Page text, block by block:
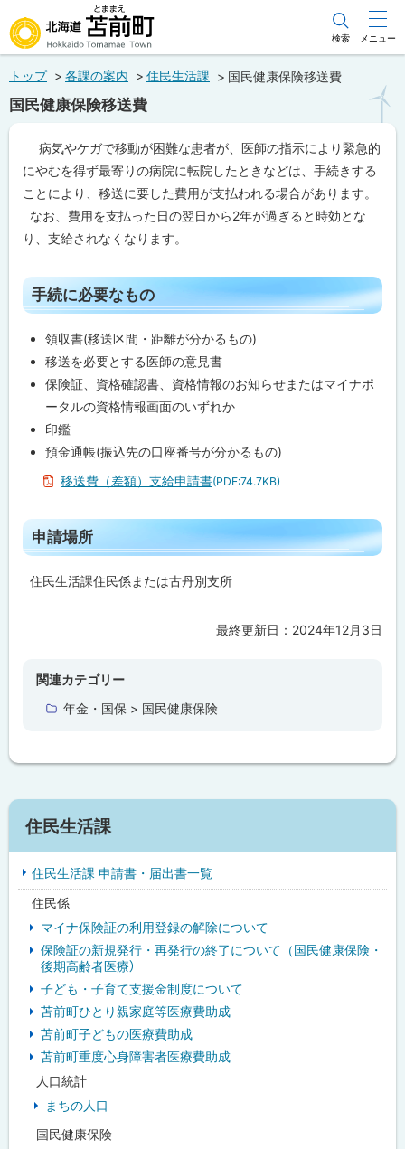
文
メ
ニ
北海道苫前町
Hokkaido Tomamae Town
検索 メニュー
トップ 各課の案内 住民生活課 国民健康保険移送費
国民健康保険移送費
ジ
内
目
次
手
必
要
な
の
申
所
病気やケガで移動が困難な患者が、医師の指示により緊急的
にやむを得ず最寄りの病院に転院したときなどは、手続きする
ことにより、移送に要した費用が支払われる場合があります。
なお、費用を支払った日の翌日から2年が過ぎると時効とな
り、支給されなくなります。
ト
ッ
手続に必要なもの
領収書(移送区間・距離が分かるもの)
移送を必要とする医師の意見書
保険証、資格確認書、資格情報のお知らせまたはマイナポ
ータルの資格情報画面のいずれか
印鑑
預金通帳(振込先の口座番号が分かるもの)
移送費（差額）支給申請書(PDF:74.7KB)
ト
ッ
プ
申請場所
住民生活課住民係または古丹別支所
最終更新日： 2024年12月3日
関連カテゴリー
年金・国保 > 国民健康保険
サ
イ
ド
住民生活課
住民生活課 申請書・届出書一覧
住民係
マイナ保険証の利用登録の解除について
保険証の新規発行・再発行の終了について（国民健康保険・
後期高齢者医療）
子ども・子育て支援金制度について
苫前町ひとり親家庭等医療費助成
苫前町子どもの医療費助成
苫前町重度心身障害者医療費助成
人口統計
まちの人口
国民健康保険